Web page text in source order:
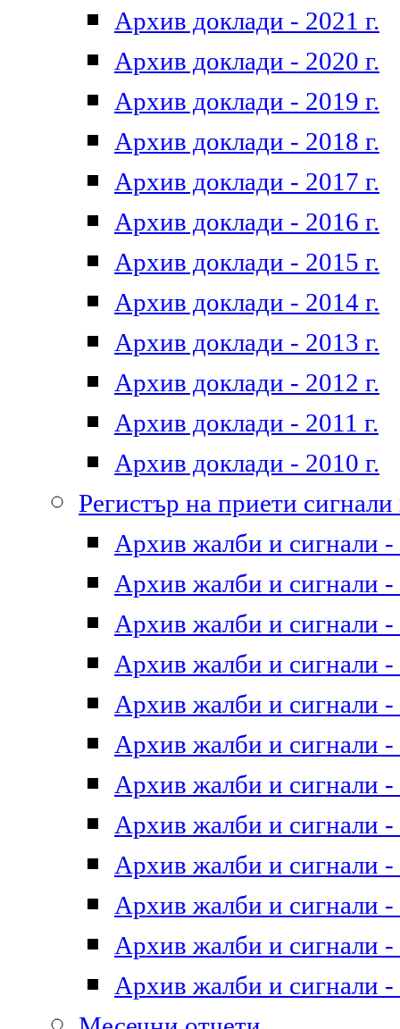
Архив доклади - 2021 г.
Архив доклади - 2020 г.
Архив доклади - 2019 г.
Архив доклади - 2018 г.
Архив доклади - 2017 г.
Архив доклади - 2016 г.
Архив доклади - 2015 г.
Архив доклади - 2014 г.
Архив доклади - 2013 г.
Архив доклади - 2012 г.
Архив доклади - 2011 г.
Архив доклади - 2010 г.
Регистър на приети
Архив жалби и сигнали -
Архив жалби и сигнали -
Архив жалби и сигнали -
Архив жалби и сигнали -
Архив жалби и сигнали -
Архив жалби и сигнали -
Архив жалби и сигнали -
Архив жалби и сигнали -
Архив жалби и сигнали -
Архив жалби и сигнали -
Архив жалби и сигнали -
Архив жалби и сигнали -